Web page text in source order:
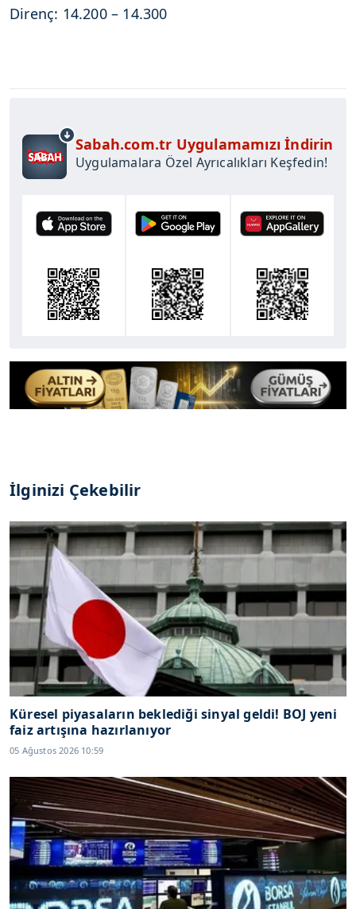
Direnç: 14.200 – 14.300
Sabah.com.tr Uygulamamızı İndirin
Uygulamalara Özel Ayrıcalıkları Keşfedin!
İlginizi Çekebilir
Küresel piyasaların beklediği sinyal geldi! BOJ yeni
faiz artışına hazırlanıyor
05 Ağustos 2026 10:59